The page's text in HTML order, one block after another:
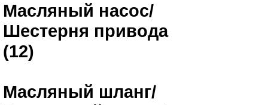
Масляный насос/
Шестерня привода
(12)
Масляный шланг/